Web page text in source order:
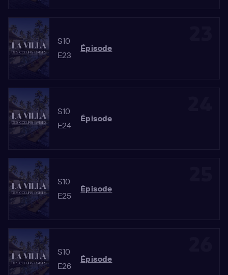
S10
E23
Épisode
S10
E24
Épisode
S10
E25
Épisode
S10
E26
Épisode